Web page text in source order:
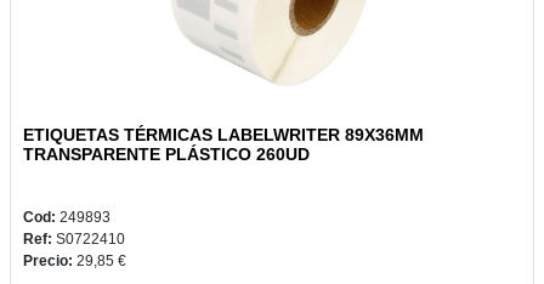
ETIQUETAS TÉRMICAS LABELWRITER 89X36MM
TRANSPARENTE PLÁSTICO 260UD
Cod: 249893
Ref: S0722410
Precio: 29,85 €